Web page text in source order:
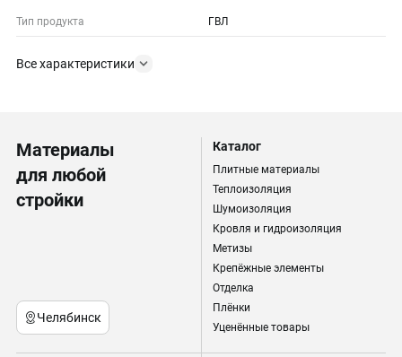
Тип продукта ГВЛ
Все характеристики
Материалы
для любой
стройки
Челябинск
Каталог
Плитные материалы
Теплоизоляция
Шумоизоляция
Кровля и гидроизоляция
Метизы
Крепёжные элементы
Отделка
Плёнки
Уценённые товары